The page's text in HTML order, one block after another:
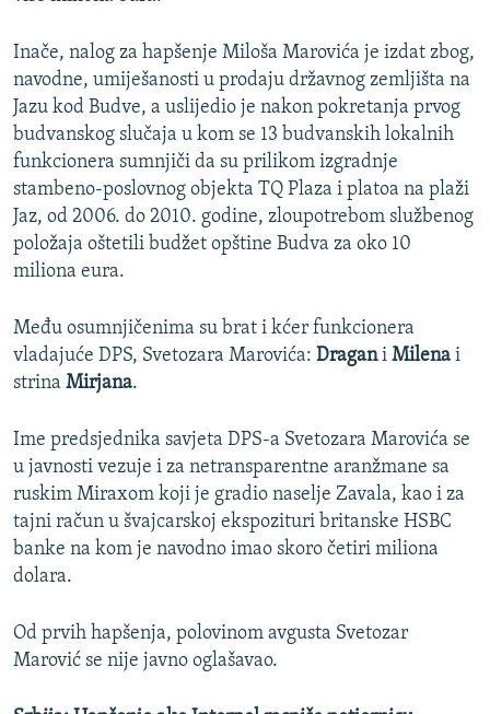
Inače, nalog za hapšenje Miloša Marovića je izdat zbog,
navodne, umiješanosti u prodaju državnog zemljišta na
Jazu kod Budve, a uslijedio je nakon pokretanja prvog
budvanskog slučaja u kom se 13 budvanskih lokalnih
funkcionera sumnjiči da su prilikom izgradnje
stambeno-poslovnog objekta TQ Plaza i platoa na plaži
Jaz, od 2006. do 2010. godine, zloupotrebom službenog
položaja oštetili budžet opštine Budva za oko 10
miliona eura.
Među osumnjičenima su brat i kćer funkcionera
vladajuće DPS, Svetozara Marovića: Dragani Milena i
strina Mirjana.
Ime predsjednika savjeta DPS-a Svetozara Marovića se
u javnosti vezuje i za netransparentne aranžmane sa
ruskim Miraxom koji je gradio naselje Zavala, kao i za
tajni račun u švajcarskoj ekspozituri britanske HSBC
banke na kom je navodno imao skoro četiri miliona
dolara.
Od prvih hapšenja, polovinom avgusta Svetozar
Marović se nije javno oglašavao.